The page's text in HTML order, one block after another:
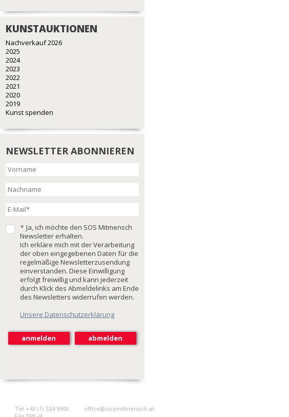
KUNSTAUKTIONEN
Nachverkauf 2026
2025
2024
2023
2022
2021
2020
2019
Kunst spenden
NEWSLETTER ABONNIEREN
* Ja, ich möchte den SOS Mitmensch
Newsletter erhalten.
Ich erkläre mich mit der Verarbeitung
der oben eingegebenen Daten für die
regelmäßige Newsletterzusendung
einverstanden. Diese Einwilligung
erfolgt freiwillig und kann jederzeit
durch Klick des Abmeldelinks am Ende
des Newsletters widerrufen werden.
Unsere Datenschutzerklärung
Tel +43 (1) 524 9900
office@sosmitmensch.at